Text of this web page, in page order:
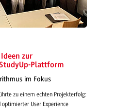
zur
Plattform
im Fokus
zu einem echten Projekterfolg:
User Experience